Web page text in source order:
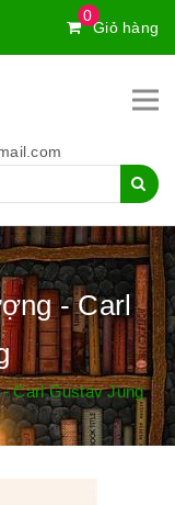
0
Giỏ hàng
- Carl
Carl Gustav Jung